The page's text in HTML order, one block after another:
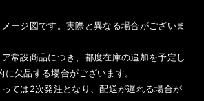
ージ図です。実際と異なる場合がございま
常設商品につき、都度在庫の追加を予定し
欠品する場合がございます。
ては2次発注となり、配送が遅れる場合が